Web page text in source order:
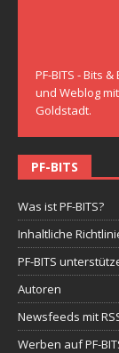
PF-BITS - Bits
und Weblog
Goldstadt.
PF-BITS
Was ist PF-BITS?
Inhaltliche
PF-BITS
Autoren
Newsfeeds mit
Werben auf PF-